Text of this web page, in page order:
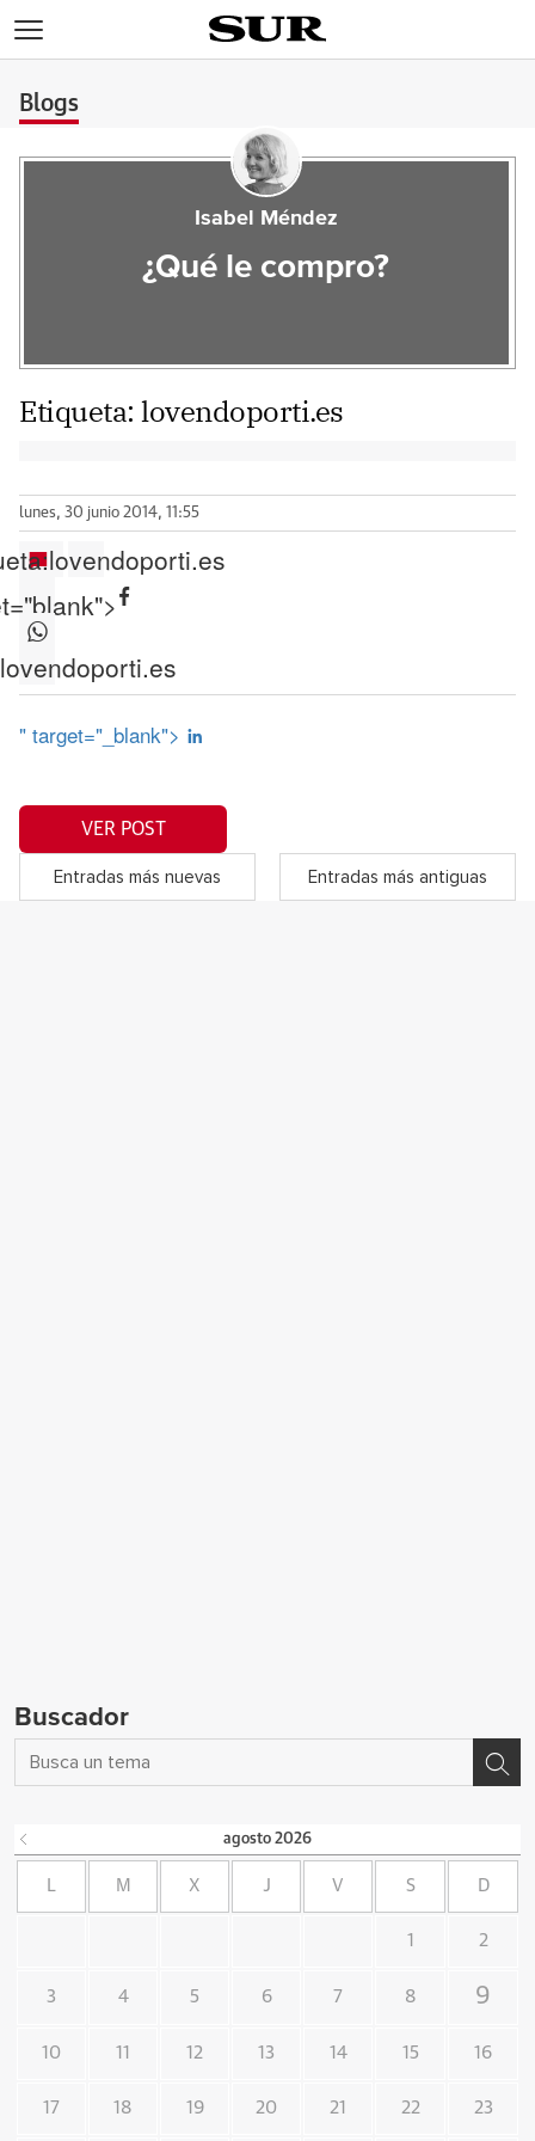
Blogs
Isabel Méndez
¿Qué le compro?
Etiqueta:lovendoporti.es
lunes, 30 junio 2014, 11:55
lovendoporti.es
lovendoporti.es
" target="_blank">
VER POST
Entradas más nuevas Entradas más antiguas
Buscador
agosto 2026
L M X J V S D
1 2
3 4 5 6 7 8 9
10 11 12 13 14 15 16
17 18 19 20 21 22 23